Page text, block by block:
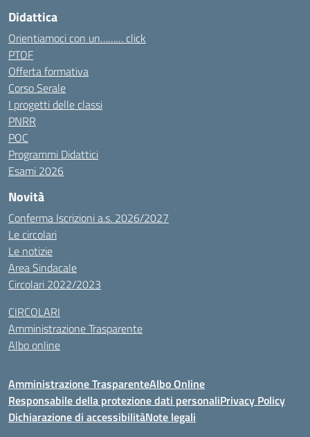
Didattica
Orientiamoci con un……… click
PTOF
Offerta formativa
Corso Serale
I progetti delle classi
PNRR
POC
Programmi Didattici
Esami 2026
Novità
Conferma Iscrizioni a.s. 2026/2027
Le circolari
Le notizie
Area Sindacale
Circolari 2022/2023
CIRCOLARI
Amministrazione Trasparente
Albo online
Amministrazione TrasparenteAlbo Online
Responsabile della protezione dati personaliPrivacy Policy
Dichiarazione di accessibilitàNote legali